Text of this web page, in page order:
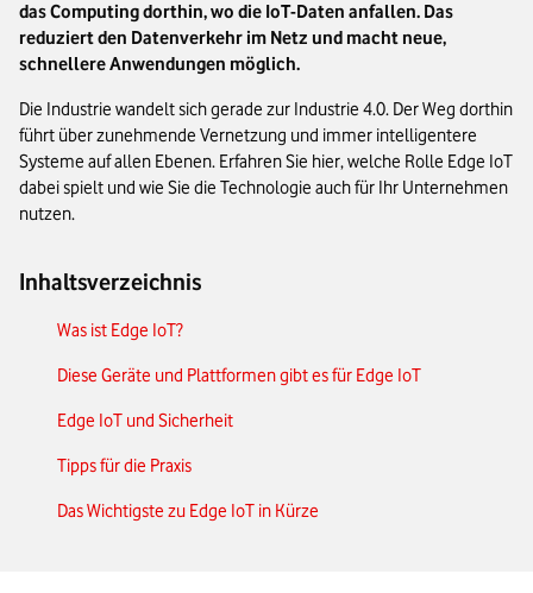
das Computing dorthin, wo die IoT-Daten anfallen. Das
reduziert den Datenverkehr im Netz und macht neue,
schnellere Anwendungen möglich.
Die Industrie wandelt sich gerade zur Industrie 4.0. Der Weg dorthin
führt über zunehmende Vernetzung und immer intelligentere
Systeme auf allen Ebenen. Erfahren Sie hier, welche Rolle Edge IoT
dabei spielt und wie Sie die Technologie auch für Ihr Unternehmen
nutzen.
Inhaltsverzeichnis
Was ist Edge IoT?
Diese Geräte und Plattformen gibt es für Edge IoT
Edge IoT und Sicherheit
Tipps für die Praxis
Das Wichtigste zu Edge IoT in Kürze